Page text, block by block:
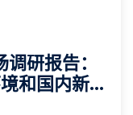
研报告：
和国内新时